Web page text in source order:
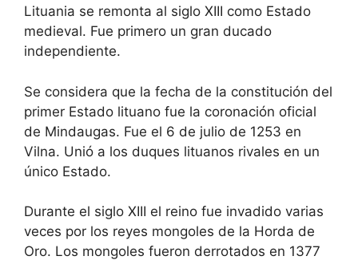
Lituania se remonta al siglo XIII como Estado
medieval. Fue primero un gran ducado
independiente.
Se considera que la fecha de la constitución del
primer Estado lituano fue la coronación oficial
de Mindaugas. Fue el 6 de julio de 1253 en
Vilna. Unió a los duques lituanos rivales en un
único Estado.
Durante el siglo XIII el reino fue invadido varias
veces por los reyes mongoles de la Horda de
Oro. Los mongoles fueron derrotados en 1377